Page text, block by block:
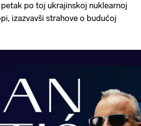
po toj ukrajinskoj nuklearnoj
izazvavši strahove o budućoj